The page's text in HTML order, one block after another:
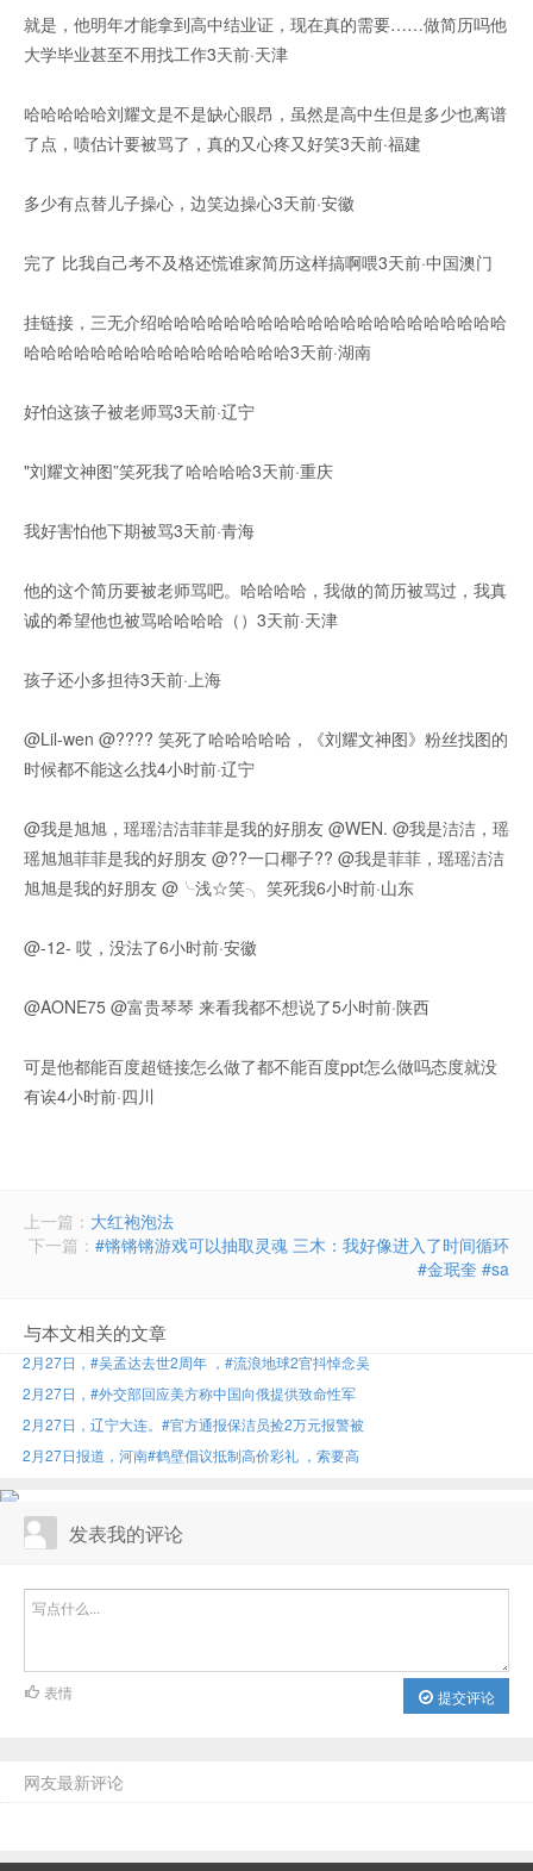
就是，他明年才能拿到高中结业证，现在真的需要……做简历吗他
大学毕业甚至不用找工作3天前·天津
哈哈哈哈哈刘耀文是不是缺心眼昂，虽然是高中生但是多少也离谱
了点，啧估计要被骂了，真的又心疼又好笑3天前·福建
多少有点替儿子操心，边笑边操心3天前·安徽
完了 比我自己考不及格还慌谁家简历这样搞啊喂3天前·中国澳门
挂链接，三无介绍哈哈哈哈哈哈哈哈哈哈哈哈哈哈哈哈哈哈哈哈哈
哈哈哈哈哈哈哈哈哈哈哈哈哈哈哈哈3天前·湖南
好怕这孩子被老师骂3天前·辽宁
"刘耀文神图”笑死我了哈哈哈哈3天前·重庆
我好害怕他下期被骂3天前·青海
他的这个简历要被老师骂吧。哈哈哈哈，我做的简历被骂过，我真
诚的希望他也被骂哈哈哈哈（）3天前·天津
孩子还小多担待3天前·上海
@Lil-wen @???? 笑死了哈哈哈哈哈，《刘耀文神图》粉丝找图的
时候都不能这么找4小时前·辽宁
@我是旭旭，瑶瑶洁洁菲菲是我的好朋友 @WEN. @我是洁洁，瑶
瑶旭旭菲菲是我的好朋友 @??一口椰子?? @我是菲菲，瑶瑶洁洁
旭旭是我的好朋友 @╰浅☆笑╮ 笑死我6小时前·山东
@-12- 哎，没法了6小时前·安徽
@AONE75 @富贵琴琴 来看我都不想说了5小时前·陕西
可是他都能百度超链接怎么做了都不能百度ppt怎么做吗态度就没
有诶4小时前·四川
上一篇： 大红袍泡法
下一篇： #锵锵锵游戏可以抽取灵魂 三木：我好像进入了时间循环
#金珉奎 #sa
与本文相关的文章
2月27日，#吴孟达去世2周年 ，#流浪地球2官抖悼念吴
2月27日，#外交部回应美方称中国向俄提供致命性军
2月27日，辽宁大连。#官方通报保洁员捡2万元报警被
2月27日报道，河南#鹤壁倡议抵制高价彩礼 ，索要高
发表我的评论
提交评论
表情
网友最新评论